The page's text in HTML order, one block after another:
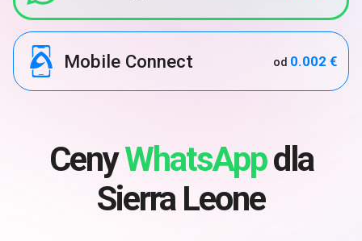
Mobile Connect od 0.002 €
CenyWhatsAppdla
Sierra Leone